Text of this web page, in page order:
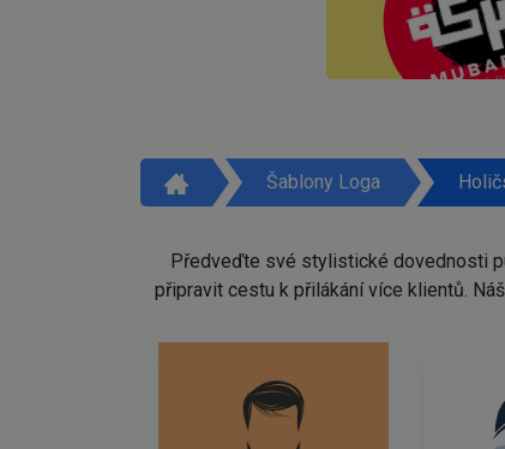
Šablony Loga
Předveďte své stylistické dovednosti
připravit cestu k přilákání více klientů.